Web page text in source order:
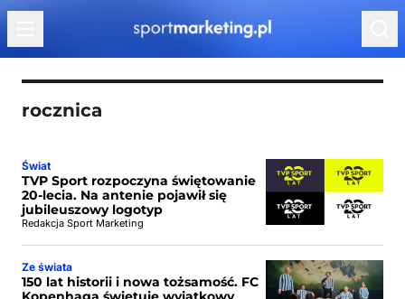
Przejdź do treści
rocznica
Świat
TVP Sport rozpoczyna świętowanie
20-lecia. Na antenie pojawił się
jubileuszowy logotyp
Redakcja Sport Marketing
Ze świata
150 lat historii i nowa tożsamość. FC